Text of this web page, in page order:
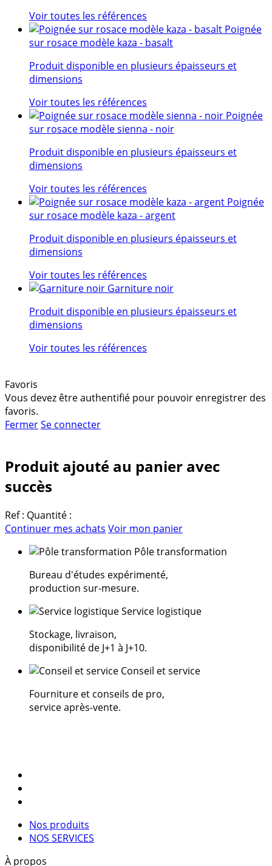
Voir toutes les références
Poignée
sur rosace modèle kaza - basalt
Produit disponible en plusieurs épaisseurs et
dimensions
Voir toutes les références
Poignée
sur rosace modèle sienna - noir
Produit disponible en plusieurs épaisseurs et
dimensions
Voir toutes les références
Poignée
sur rosace modèle kaza - argent
Produit disponible en plusieurs épaisseurs et
dimensions
Voir toutes les références
Garniture noir
Produit disponible en plusieurs épaisseurs et
dimensions
Voir toutes les références
Favoris
Vous devez être authentifié pour pouvoir enregistrer des
favoris.
FermerSe connecter
Produit ajouté au panier avec
succès
Ref : Quantité :
Continuer mes achats Voir mon panier
Pôle transformation
Bureau d'études expérimenté,
production sur-mesure.
Service logistique
Stockage, livraison,
disponibilité de J+1 à J+10.
Conseil et service
Fourniture et conseils de pro,
service après-vente.
Nos produits
NOS SERVICES
À propos